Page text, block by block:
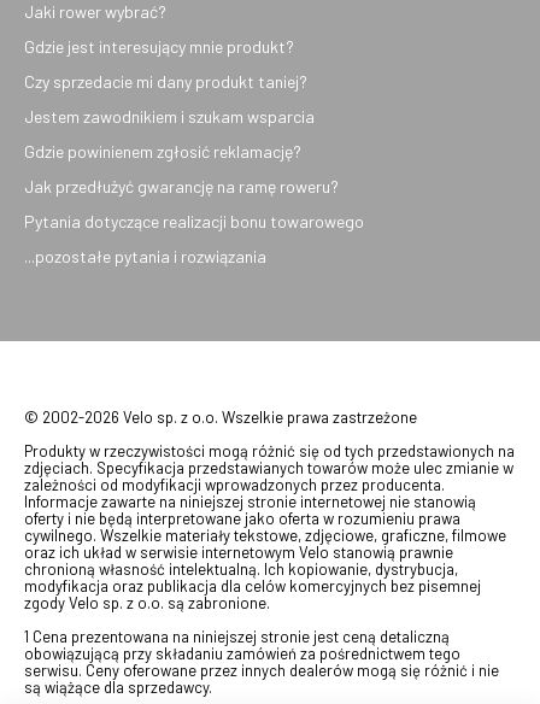
Jaki rower wybrać?
Gdzie jest interesujący mnie produkt?
Czy sprzedacie mi dany produkt taniej?
Jestem zawodnikiem i szukam wsparcia
Gdzie powinienem zgłosić reklamację?
Jak przedłużyć gwarancję na ramę roweru?
Pytania dotyczące realizacji bonu towarowego
...pozostałe pytania i rozwiązania
© 2002-2026 Velo sp. z o.o. Wszelkie prawa zastrzeżone
Produkty w rzeczywistości mogą różnić się od tych przedstawionych na
zdjęciach. Specyfikacja przedstawianych towarów może ulec zmianie w
zależności od modyfikacji wprowadzonych przez producenta.
Informacje zawarte na niniejszej stronie internetowej nie stanowią
oferty i nie będą interpretowane jako oferta w rozumieniu prawa
cywilnego. Wszelkie materiały tekstowe, zdjęciowe, graficzne, filmowe
oraz ich układ w serwisie internetowym Velo stanowią prawnie
chronioną własność intelektualną. Ich kopiowanie, dystrybucja,
modyfikacja oraz publikacja dla celów komercyjnych bez pisemnej
zgody Velo sp. z o.o. są zabronione.
1 Cena prezentowana na niniejszej stronie jest ceną detaliczną
obowiązującą przy składaniu zamówień za pośrednictwem tego
serwisu. Ceny oferowane przez innych dealerów mogą się różnić i nie
są wiążące dla sprzedawcy.